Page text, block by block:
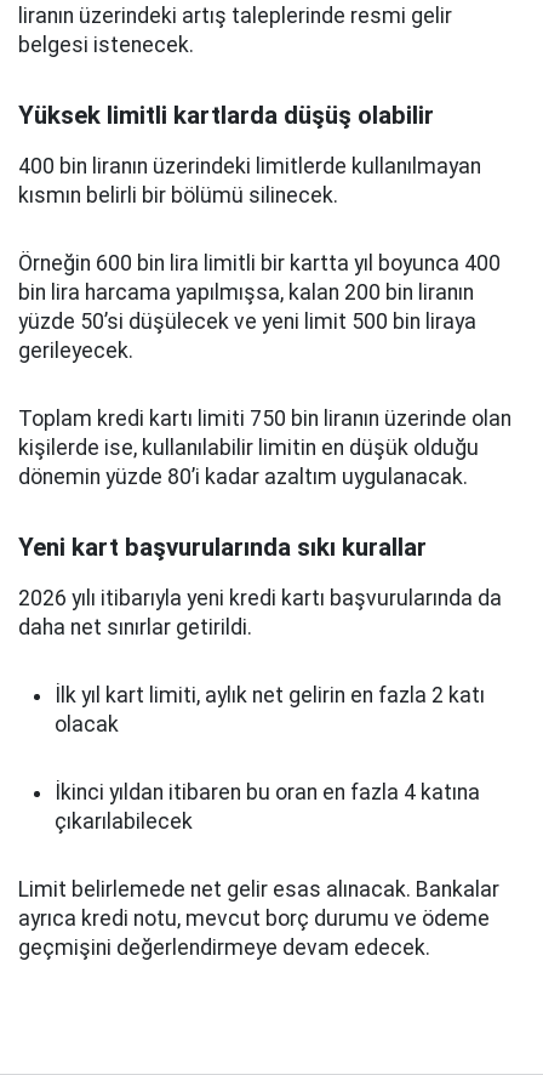
liranın üzerindeki artış taleplerinde resmi gelir
belgesi istenecek.
Yüksek limitli kartlarda düşüş olabilir
400 bin liranın üzerindeki limitlerde kullanılmayan
kısmın belirli bir bölümü silinecek.
Örneğin 600 bin lira limitli bir kartta yıl boyunca 400
bin lira harcama yapılmışsa, kalan 200 bin liranın
yüzde 50’si düşülecek ve yeni limit 500 bin liraya
gerileyecek.
Toplam kredi kartı limiti 750 bin liranın üzerinde olan
kişilerde ise, kullanılabilir limitin en düşük olduğu
dönemin yüzde 80’i kadar azaltım uygulanacak.
Yeni kart başvurularında sıkı kurallar
2026 yılı itibarıyla yeni kredi kartı başvurularında da
daha net sınırlar getirildi.
İlk yıl kart limiti, aylık net gelirin en fazla 2 katı
olacak
İkinci yıldan itibaren bu oran en fazla 4 katına
çıkarılabilecek
Limit belirlemede net gelir esas alınacak. Bankalar
ayrıca kredi notu, mevcut borç durumu ve ödeme
geçmişini değerlendirmeye devam edecek.